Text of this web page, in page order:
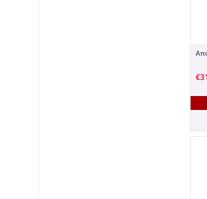
€